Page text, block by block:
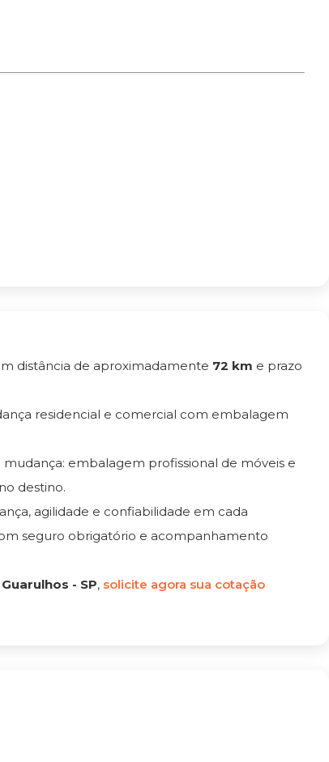
distância de aproximadamente 72 km e prazo
residencial e comercial com embalagem
embalagem profissional de móveis e
destino.
agilidade e confiabilidade em cada
seguro obrigatório e acompanhamento
- SP, solicite agora sua cotação